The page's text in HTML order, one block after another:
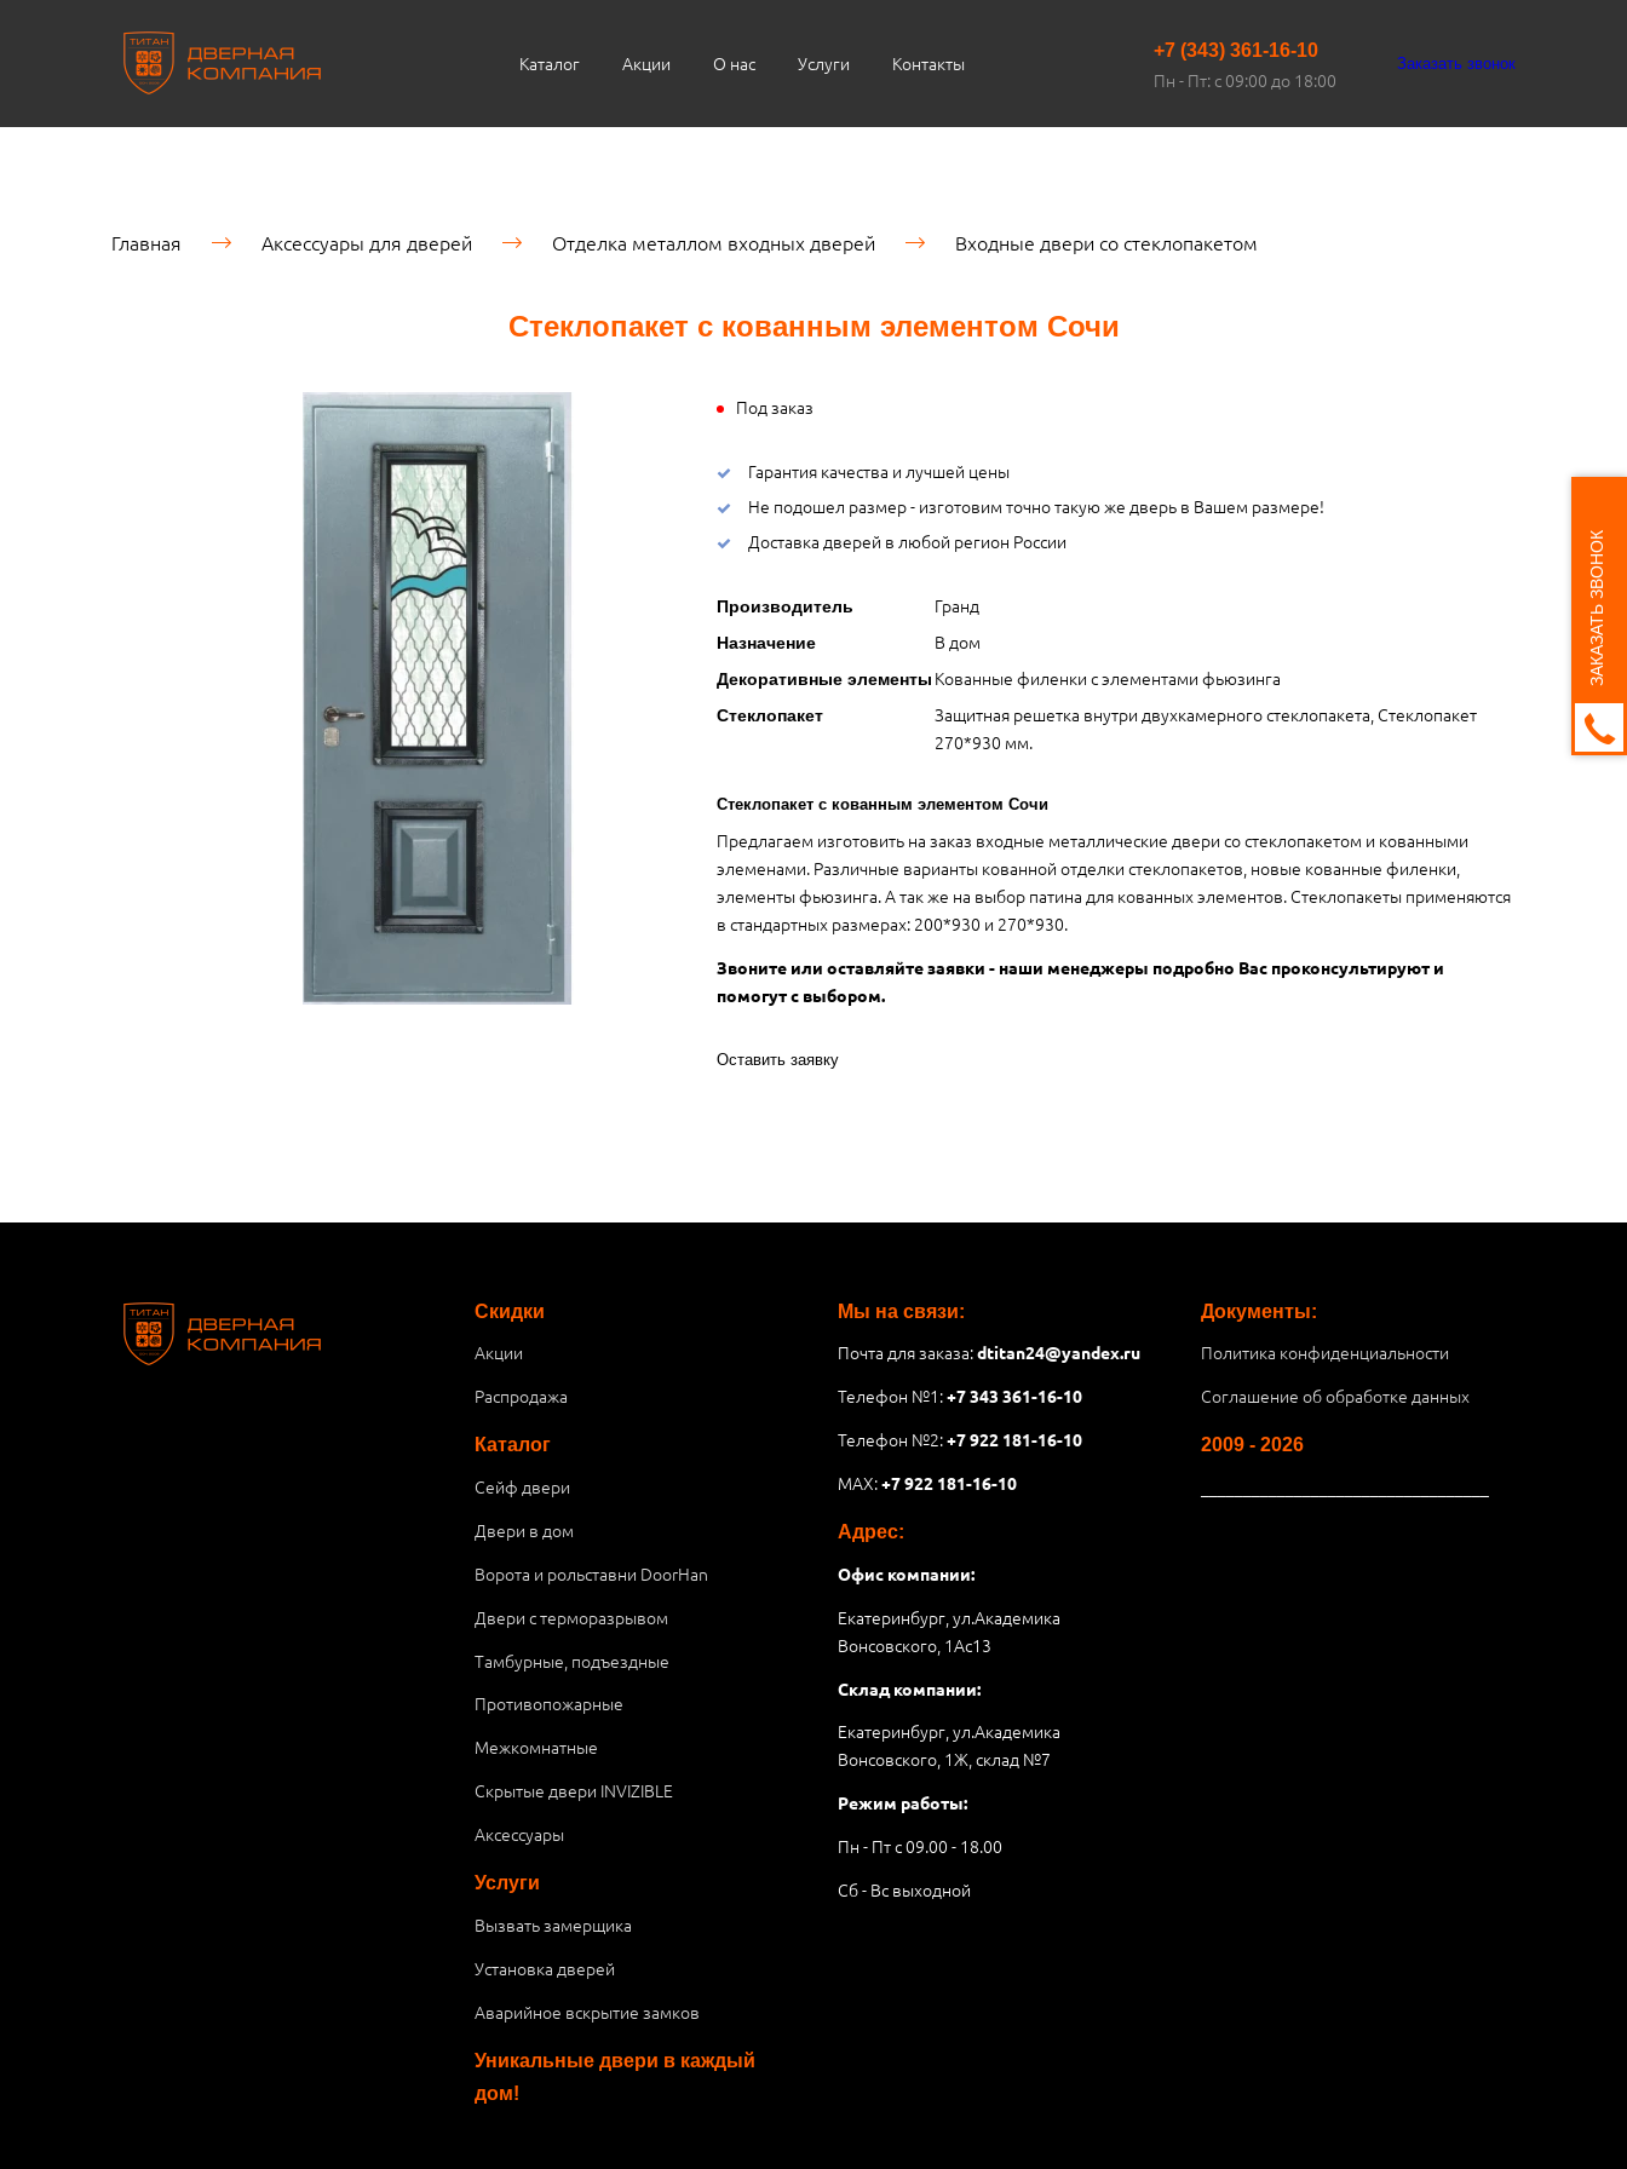
Каталог Акции О нас Услуги Контакты
+7 (343) 361-16-10
Пн - Пт: с 09:00 до 18:00
Заказать звонок
Главная Аксессуары для дверей Отделка металлом входных дверей Входные двери со стеклопакетом
Стеклопакет с кованным элементом Сочи
Под заказ
Гарантия качества и лучшей цены
Не подошел размер - изготовим точно такую же дверь в Вашем размере!
Доставка дверей в любой регион России
Производитель Гранд
Назначение В дом
Декоративные элементы Кованные филенки с элементами фьюзинга
Стеклопакет
Защитная решетка внутри двухкамерного стеклопакета, Стеклопакет
270*930 мм.
Стеклопакет с кованным элементом Сочи
Предлагаем изготовить на заказ входные металлические двери со стеклопакетом и кованными
элеменами. Различные варианты кованной отделки стеклопакетов, новые кованные филенки,
элементы фьюзинга. А так же на выбор патина для кованных элементов. Стеклопакеты применяются
в стандартных размерах: 200*930 и 270*930.
Звоните или оставляйте заявки - наши менеджеры подробно Вас проконсультируют и
помогут с выбором.
Оставить заявку
Скидки
Акции
Распродажа
Каталог
Сейф двери
Двери в дом
Ворота и рольставни DoorHan
Двери с терморазрывом
Тамбурные, подъездные
Противопожарные
Межкомнатные
Скрытые двери INVIZIBLE
Аксессуары
Услуги
Вызвать замерщика
Установка дверей
Аварийное вскрытие замков
Уникальные двери в каждый
дом!
Мы на связи:
Почта для заказа:dtitan24@yandex.ru
Телефон №1:+7 343 361-16-10
Телефон №2:+7 922 181-16-10
MAX:+7 922 181-16-10
Адрес:
Офис компании:
Екатеринбург, ул.Академика
Вонсовского, 1Аc13
Склад компании:
Екатеринбург, ул.Академика
Вонсовского, 1Ж, склад №7
Режим работы:
Пн - Пт с 09.00 - 18.00
Сб - Вс выходной
Документы:
Политика конфиденциальности
Соглашение об обработке данных
2009 - 2026
ЗАКАЗАТЬ ЗВОНОК